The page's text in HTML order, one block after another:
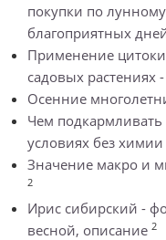
покупки по
благоприятных
Применение
садовых растениях
Осенние
Чем
условиях без химии
Значение макро и
2
Ирис сибирский -
весной, описание 2